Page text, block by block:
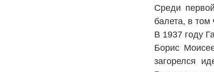
Среди
балета, в
В 1937 году
Борис
загорелся